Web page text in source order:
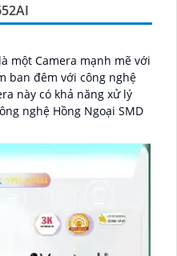
một Camera mạnh mẽ với
ban đêm với công nghệ
nghệ Hồng Ngoại SMD